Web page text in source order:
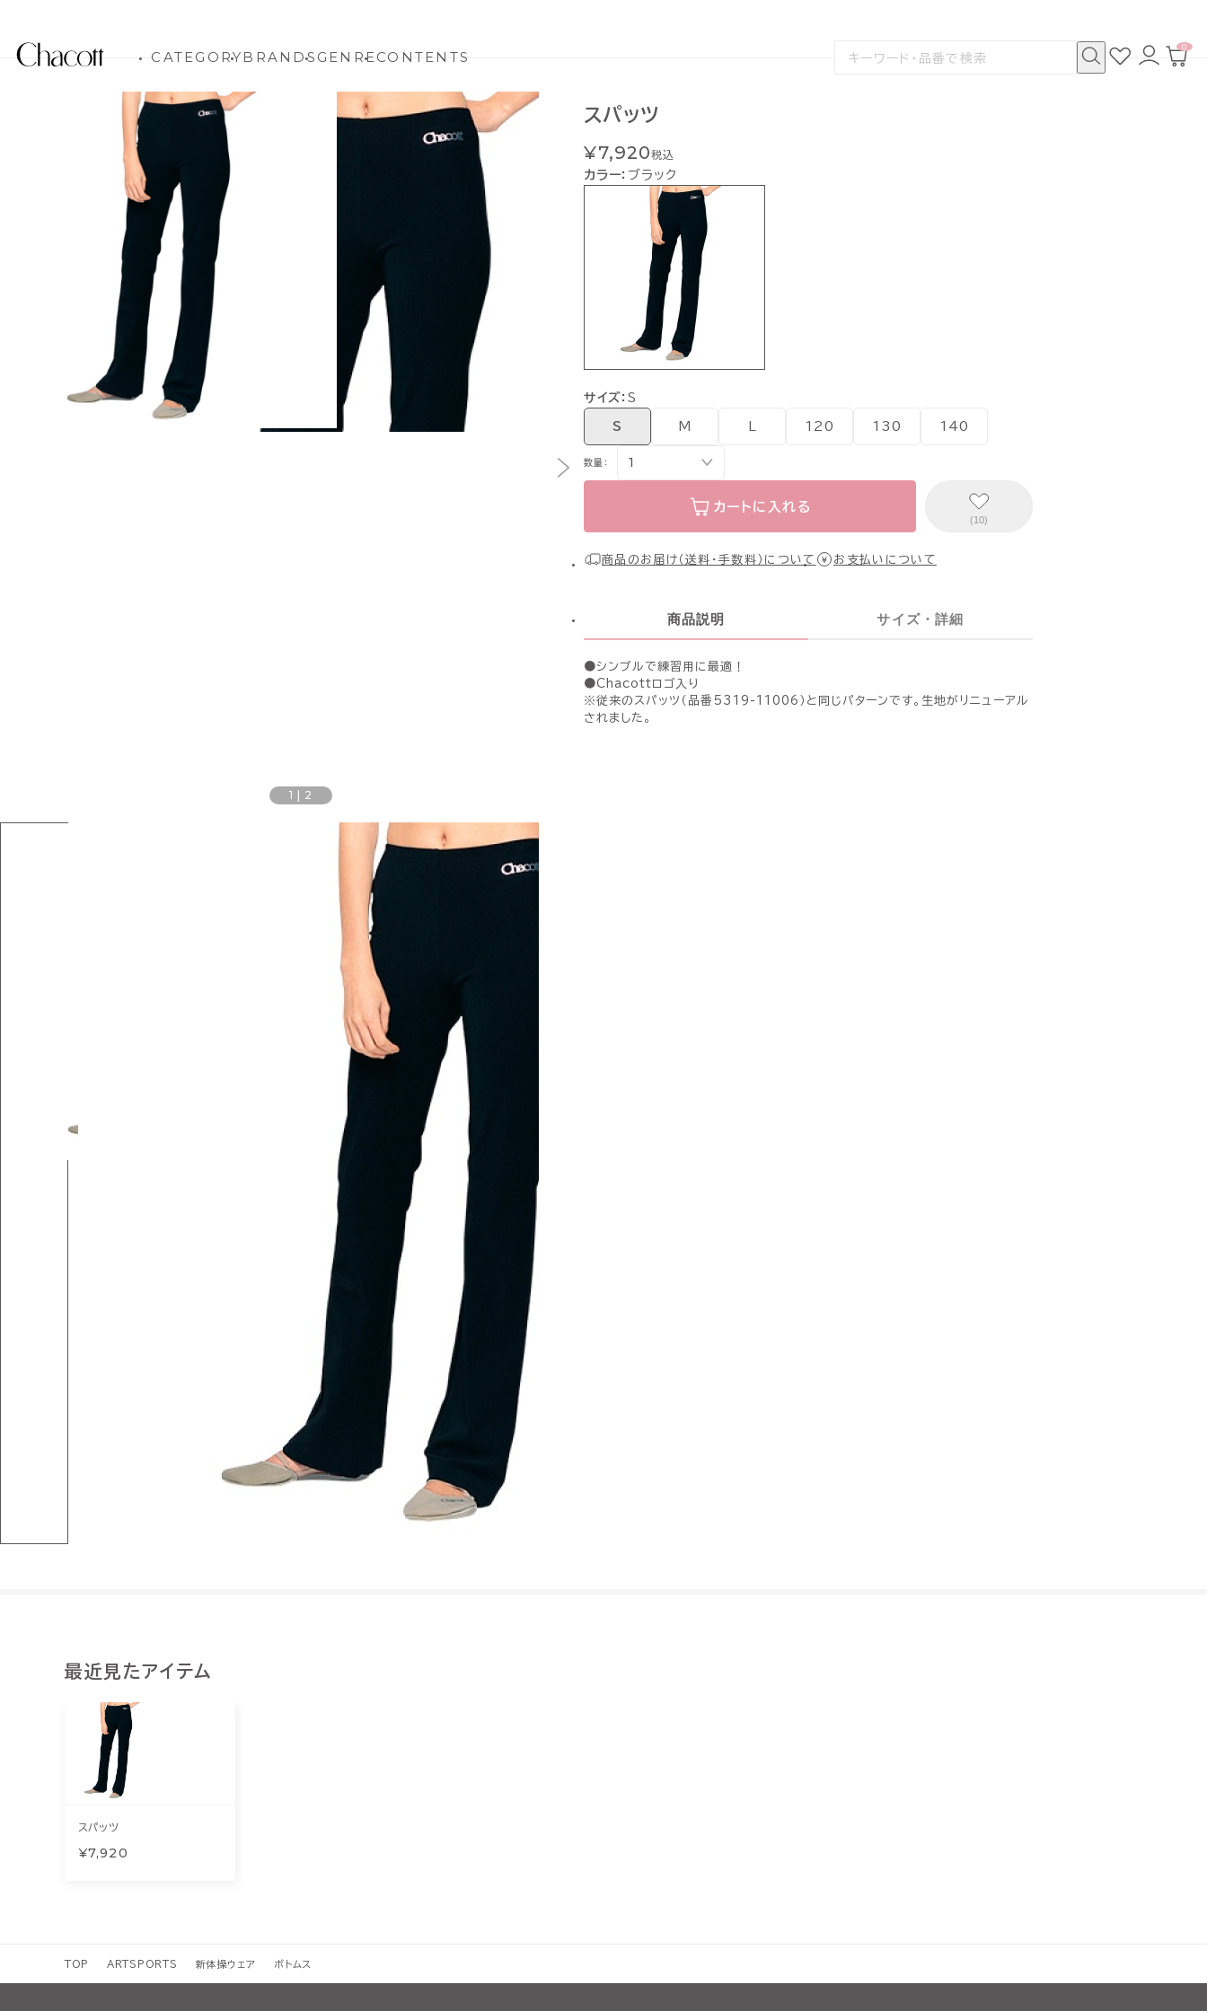
CATEGORYBRANDSGENRECONTENTS
検
お
気
ロ
グ
カ
0
1 2
スパッツ
¥7,920税込
カラー： ブラック
サイズ：S
S M 120 130 140
数量：
カートに入れる
(10)
商品のお届け（送料・手数料）について お支払いについて
商品説明 サイズ・詳細
●シンプルで練習用に最適！
●Chacottロゴ入り
※従来のスパッツ（品番5319-11006）と同じパターンです。生地がリニューアル
されました。
最近見たアイテム
スパッツ
¥7,920
TOP ARTSPORTS 新体操ウェア ボトムス